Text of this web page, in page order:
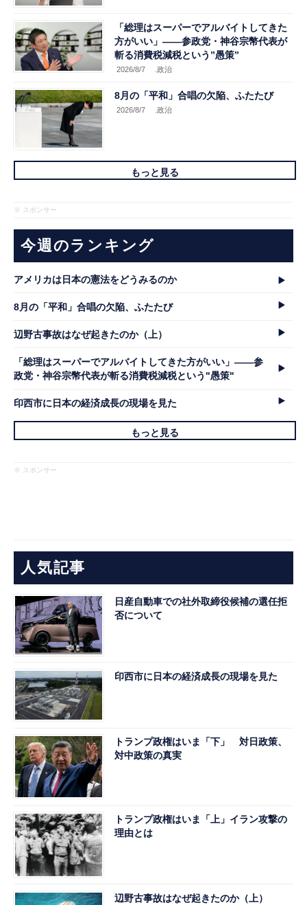
「総理はスーパーでアルバイトしてきた
方がいい」――参政党・神谷宗幣代表が
斬る消費税減税という”愚策”
2026/8/7 .政治
8月の「平和」合唱の欠陥、ふたたび
2026/8/7 .政治
もっと見る
※ スポンサー
今週のランキング
アメリカは日本の憲法をどうみるのか
8月の「平和」合唱の欠陥、ふたたび
辺野古事故はなぜ起きたのか（上）
「総理はスーパーでアルバイトしてきた方がいい」――参
政党・神谷宗幣代表が斬る消費税減税という"愚策"
印西市に日本の経済成長の現場を見た
もっと見る
※ スポンサー
人気記事
日産自動車での社外取締役候補の選任拒
否について
印西市に日本の経済成長の現場を見た
トランプ政権はいま「下」 対日政策、
対中政策の真実
トランプ政権はいま「上」イラン攻撃の
理由とは
辺野古事故はなぜ起きたのか（上）